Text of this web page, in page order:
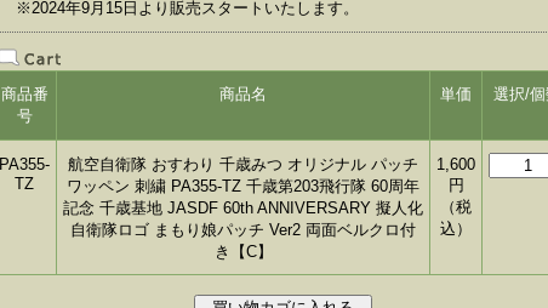
※2024年9月15日より販売スタートいたします。
商品番
号
商品名 単価 選択/
PA355-
TZ
航空自衛隊 おすわり 千歳みつ オリジナル パッチ
ワッペン 刺繍 PA355-TZ 千歳第203飛行隊 60周年
記念 千歳基地 JASDF 60th ANNIVERSARY 擬人化
自衛隊ロゴ まもり娘パッチ Ver2 両面ベルクロ付
き【C】
1,600
円
（税
込）